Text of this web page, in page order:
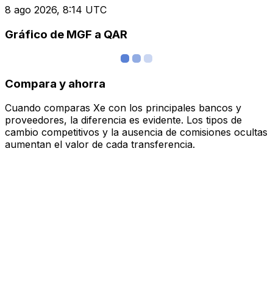
8 ago 2026, 8:14 UTC
Gráfico de MGF a QAR
Compara y ahorra
Cuando comparas Xe con los principales bancos y
proveedores, la diferencia es evidente. Los tipos de
cambio competitivos y la ausencia de comisiones ocultas
aumentan el valor de cada transferencia.